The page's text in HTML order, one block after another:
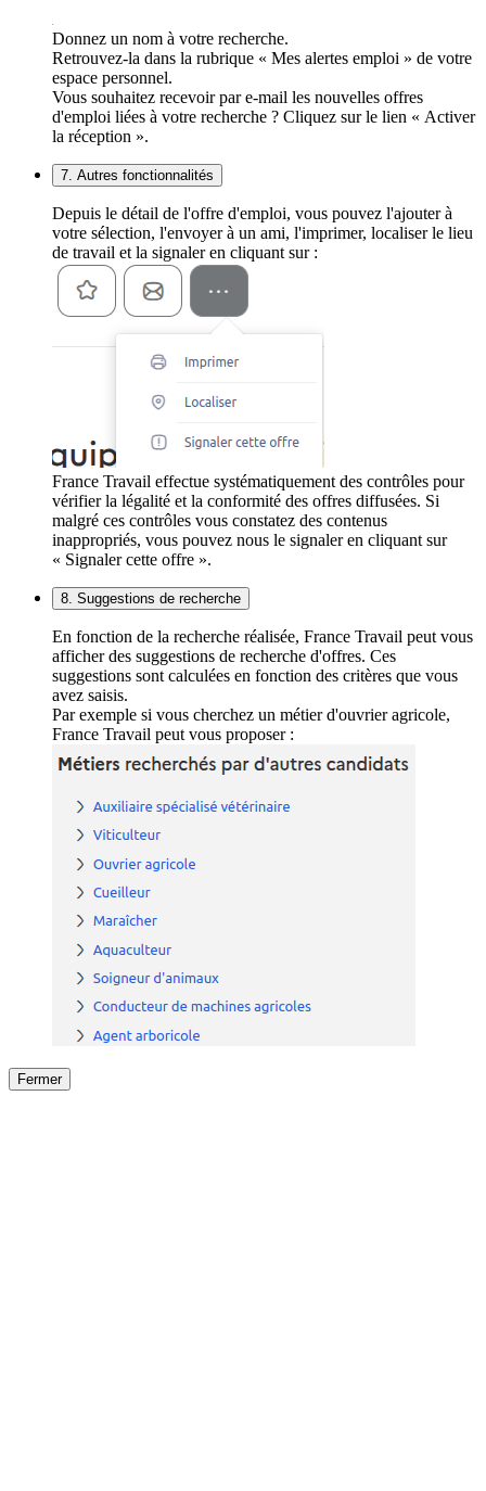
Donnez un nom à votre recherche.
Retrouvez-la dans la rubrique « Mes alertes emploi » de votre
espace personnel.
Vous souhaitez recevoir par e-mail les nouvelles offres
d'emploi liées à votre recherche ? Cliquez sur le lien « Activer
la réception ».
7. Autres fonctionnalités
Depuis le détail de l'offre d'emploi, vous pouvez l'ajouter à
votre sélection, l'envoyer à un ami, l'imprimer, localiser le lieu
de travail et la signaler en cliquant sur :
France Travail effectue systématiquement des contrôles pour
vérifier la légalité et la conformité des offres diffusées. Si
malgré ces contrôles vous constatez des contenus
inappropriés, vous pouvez nous le signaler en cliquant sur
« Signaler cette offre ».
8. Suggestions de recherche
En fonction de la recherche réalisée, France Travail peut vous
afficher des suggestions de recherche d'offres. Ces
suggestions sont calculées en fonction des critères que vous
avez saisis.
Par exemple si vous cherchez un métier d'ouvrier agricole,
France Travail peut vous proposer :
Fermer